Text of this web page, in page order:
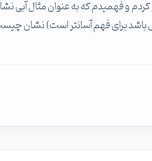
و فهمیدم که به عنوان مثال آبی
باشد برای فهم آسانتر است) نشان